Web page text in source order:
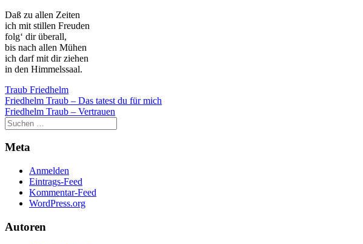
Daß zu allen Zeiten
ich mit stillen Freuden
folg‘ dir überall,
bis nach allen Mühen
ich darf mit dir ziehen
in den Himmelssaal.
Traub Friedhelm
Beitragsnavigation
Friedhelm Traub – Das tatest du für mich
Friedhelm Traub – Vertrauen
Meta
Anmelden
Eintrags-Feed
Kommentar-Feed
WordPress.org
Autoren